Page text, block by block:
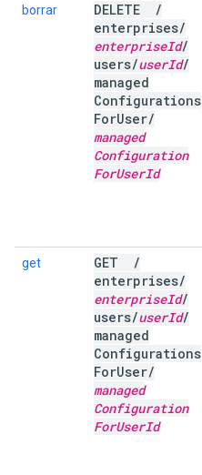
borrar DELETE
/
enterprises/
enterpriseId/
users/userId/
managed
Configurations
ForUser/
managed
Configuration
ForUserId
get GET
/
enterprises/
enterpriseId/
users/userId/
managed
Configurations
ForUser/
managed
Configuration
ForUserId